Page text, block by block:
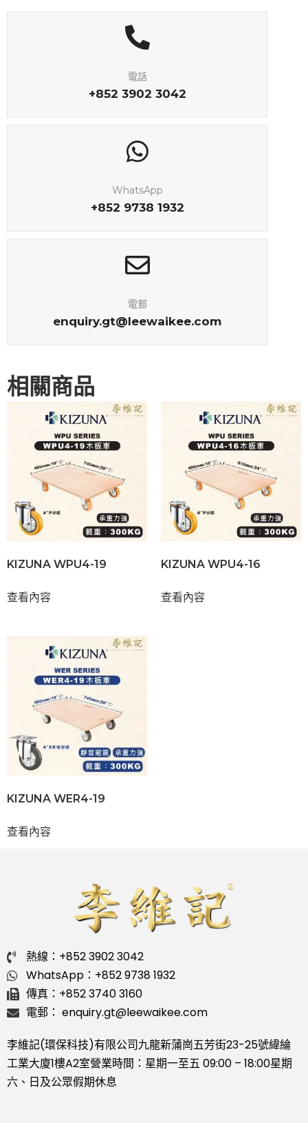
電話
+852 3902 3042
WhatsApp
+852 9738 1932
電郵
enquiry.gt@leewaikee.com
相關商品
KIZUNA WPU4-19
查看內容
KIZUNA WPU4-16
查看內容
KIZUNA WER4-19
查看內容
熱線：+852 3902 3042
WhatsApp：+852 9738 1932
傳真：+852 3740 3160
電郵： enquiry.gt@leewaikee.com
李維記(環保科技)有限公司九龍新蒲崗五芳街23-25號緯綸
工業大廈1樓A2室營業時間：星期一至五 09:00 – 18:00星期
六、日及公眾假期休息